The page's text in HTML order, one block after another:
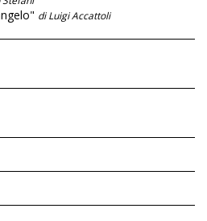
di Luigi Accattoli